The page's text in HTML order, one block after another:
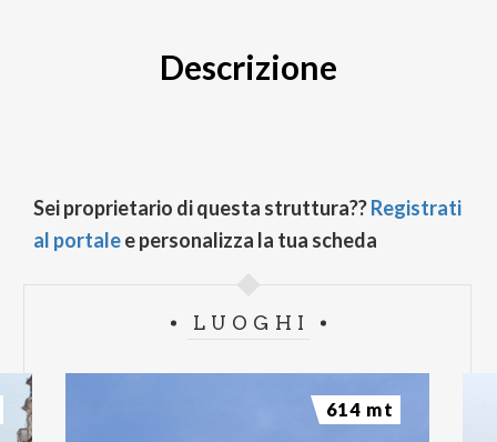
Descrizione
Sei proprietario di questa struttura??Registrati
al portalee personalizza la tua scheda
LUOGHI
614 mt